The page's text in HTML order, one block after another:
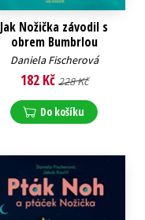
Jak Nožička závodil s
obrem Bumbrlou
Daniela Fischerová
182 Kč 228 Kč
Do košíku